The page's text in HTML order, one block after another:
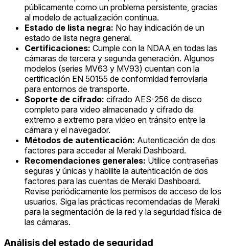
públicamente como un problema persistente, gracias
al modelo de actualización continua.
Estado de lista negra: No hay indicación de un
estado de lista negra general.
Certificaciones: Cumple con la NDAA en todas las
cámaras de tercera y segunda generación. Algunos
modelos (series MV63 y MV93) cuentan con la
certificación EN 50155 de conformidad ferroviaria
para entornos de transporte.
Soporte de cifrado: cifrado AES-256 de disco
completo para video almacenado y cifrado de
extremo a extremo para video en tránsito entre la
cámara y el navegador.
Métodos de autenticación: Autenticación de dos
factores para acceder al Meraki Dashboard.
Recomendaciones generales: Utilice contraseñas
seguras y únicas y habilite la autenticación de dos
factores para las cuentas de Meraki Dashboard.
Revise periódicamente los permisos de acceso de los
usuarios. Siga las prácticas recomendadas de Meraki
para la segmentación de la red y la seguridad física de
las cámaras.
Análisis del estado de seguridad